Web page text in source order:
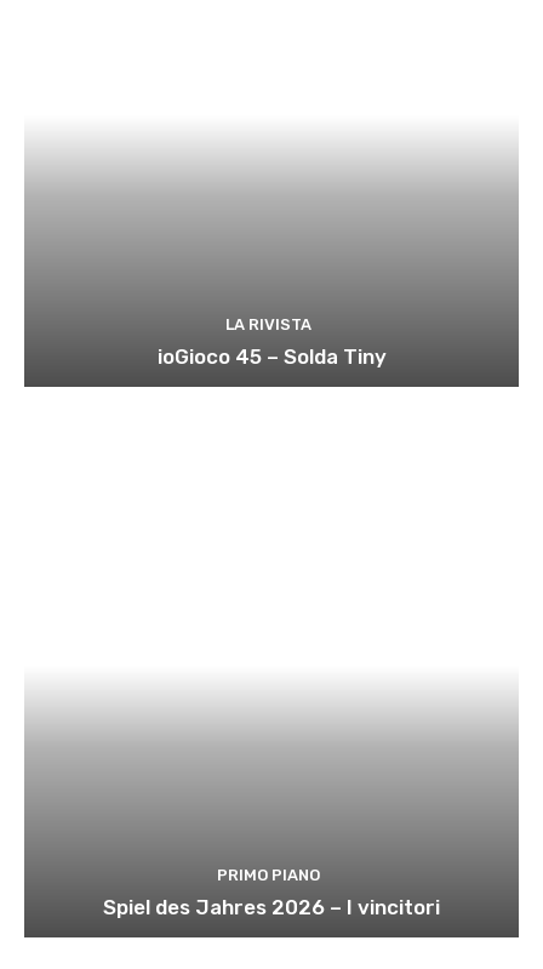
LA RIVISTA
ioGioco 45 – Solda Tiny
PRIMO PIANO
Spiel des Jahres 2026 – I vincitori